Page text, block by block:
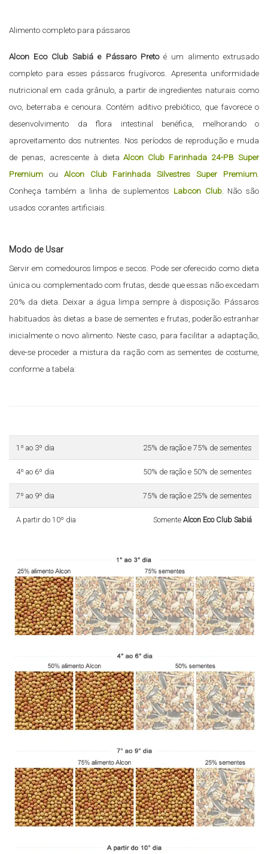
Alimento completo para pássaros
Alcon Eco Club Sabiá e Pássaro Pretoé um alimento extrusado
completo para esses pássaros frugívoros. Apresenta uniformidade
nutricional em cada grânulo, a partir de ingredientes naturais como
ovo, beterraba e cenoura. Contém aditivo prebiótico, que favorece o
desenvolvimento da flora intestinal benéfica, melhorando o
aproveitamento dos nutrientes. Nos períodos de reprodução e muda
de penas, acrescente à dietaAlcon Club Farinhada 24-PB Super
Premium ou Alcon Club Farinhada Silvestres Super Premium
Conheça também a linha de suplementos Labcon Club. Não são
usados corantes artificiais.
Modo de Usar
Servir em comedouros limpos e secos. Pode ser oferecido como dieta
única ou complementado com frutas, desde que essas não excedam
20% da dieta. Deixar a água limpa sempre à disposição. Pássaros
habituados às dietas a base de sementes e frutas, poderão estranhar
inicialmente o novo alimento. Neste caso, para facilitar a adaptação,
deve-se proceder a mistura da ração com as sementes de costume,
conforme a tabela:
1º ao 3º dia 25% de ração e 75% de sementes
4º ao 6º dia 50% de ração e 50% de sementes
7º ao 9º dia 75% de ração e 25% de sementes
A partir do 10º dia Somente Alcon Eco Club Sabiá